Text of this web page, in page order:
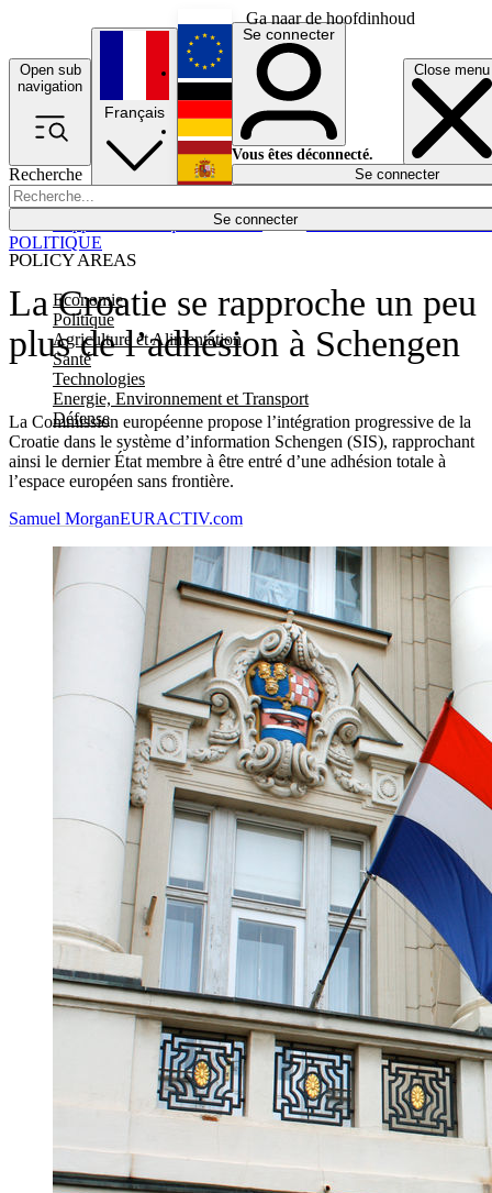
Ga naar de hoofdinhoud
Open sub
navigation
Close menu
Recherche
Se connecter
POLICY AREAS
Economie
Politique
Agriculture et Alimentation
Santé
Technologies
Energie, Environnement et Transport
Défense
Économie
Français
English
Deutsch
Español
Se connecter
Vous êtes déconnecté.
Se connecter
La Croatie se rapproche un peu
plus de l’adhésion à Schengen
La Commission européenne propose l’intégration progressive de la
Croatie dans le système d’information Schengen (SIS), rapprochant
ainsi le dernier État membre à être entré d’une adhésion totale à
l’espace européen sans frontière.
POLITIQUE
Samuel MorganEURACTIV.com